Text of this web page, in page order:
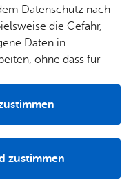
das Gebäude bereits
Datenschutz nach
die Gefahr,
Daten in
ohne dass für
zustimmen